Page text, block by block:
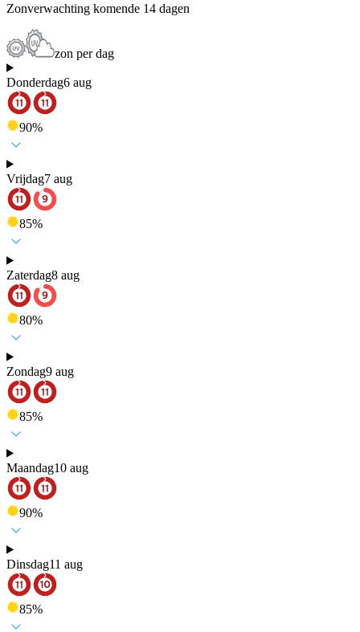
Zonverwachting komende 14 dagen
zon per dag
Donderdag6 aug
90%
Vrijdag7 aug
85%
Zaterdag8 aug
80%
Zondag9 aug
85%
Maandag10 aug
90%
Dinsdag11 aug
85%